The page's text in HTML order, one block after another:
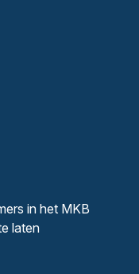
in het MKB
laten